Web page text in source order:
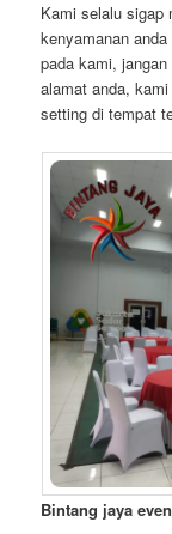
Kami selalu sigap
kenyamanan
pada kami,
alamat anda,
setting di tempat
Bintang jaya